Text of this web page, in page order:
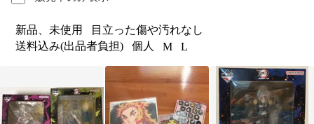
新品、未使用
目立った傷や汚れなし
送料込み(出品者負担)
個人 M L